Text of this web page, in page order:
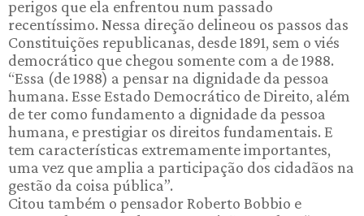
perigos que ela enfrentou num passado
recentíssimo. Nessa direção delineou os passos das
Constituições republicanas, desde 1891, sem o viés
democrático que chegou somente com a de 1988.
“Essa (de 1988) a pensar na dignidade da pessoa
humana. Esse Estado Democrático de Direito, além
de ter como fundamento a dignidade da pessoa
humana, e prestigiar os direitos fundamentais. E
tem características extremamente importantes,
uma vez que amplia a participação dos cidadãos na
gestão da coisa pública”.
Citou também o pensador Roberto Bobbio e